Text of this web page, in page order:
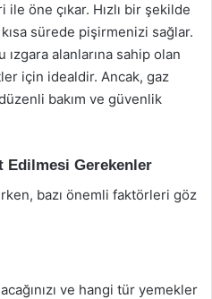
öne çıkar. Hızlı bir şekilde
sürede pişirmenizi sağlar.
alanlarına sahip olan
için idealdir. Ancak, gaz
bakım ve güvenlik
Edilmesi Gerekenler
bazı önemli faktörleri göz
ve hangi tür yemekler